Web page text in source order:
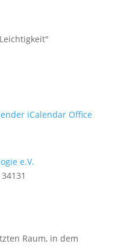
iCalendar Office
e.V.
Raum, in dem